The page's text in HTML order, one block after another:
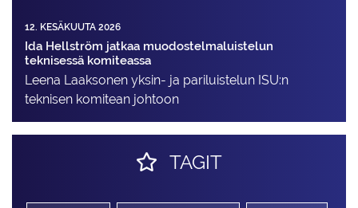
12. KESÄKUUTA 2026
Ida Hellström jatkaa muodostelmaluistelun
teknisessä komiteassa
Leena Laaksonen yksin- ja pariluistelun ISU:n
teknisen komitean johtoon
TAGIT